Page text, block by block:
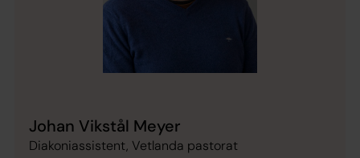
Johan Vikstål Meyer
Diakoniassistent, Vetlanda pastorat